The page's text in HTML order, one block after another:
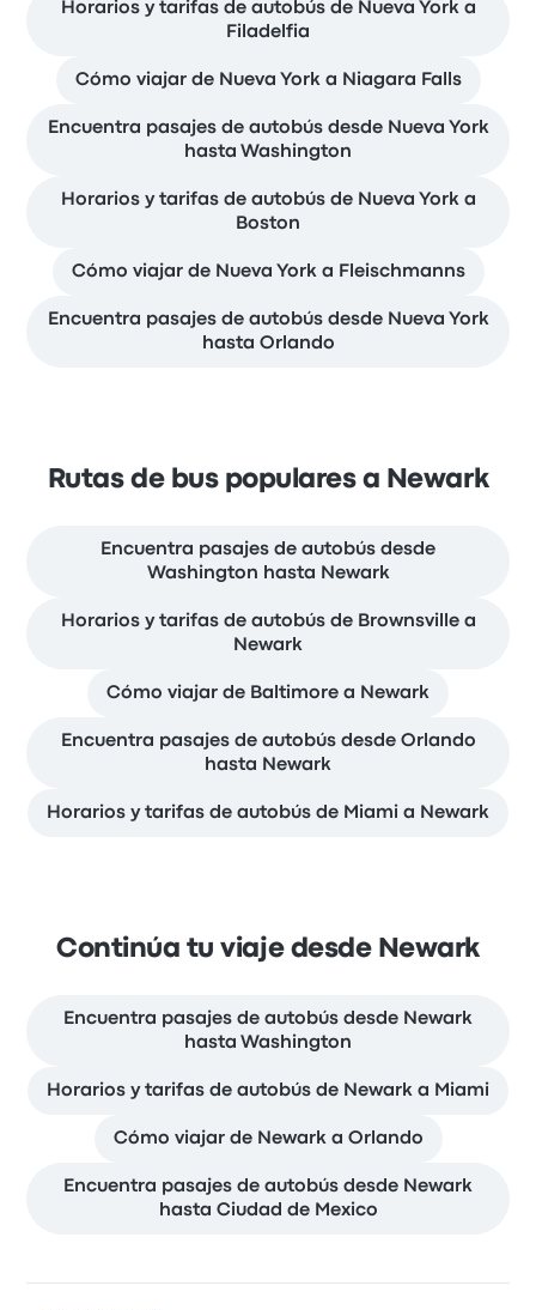
Horarios y tarifas de autobús de Nueva York a
Filadelfia
Cómo viajar de Nueva York a Niagara Falls
Encuentra pasajes de autobús desde Nueva York
hasta Washington
Horarios y tarifas de autobús de Nueva York a
Boston
Cómo viajar de Nueva York a Fleischmanns
Encuentra pasajes de autobús desde Nueva York
hasta Orlando
Rutas de bus populares a Newark
Encuentra pasajes de autobús desde
Washington hasta Newark
Horarios y tarifas de autobús de Brownsville a
Newark
Cómo viajar de Baltimore a Newark
Encuentra pasajes de autobús desde Orlando
hasta Newark
Horarios y tarifas de autobús de Miami a Newark
Continúa tu viaje desde Newark
Encuentra pasajes de autobús desde Newark
hasta Washington
Horarios y tarifas de autobús de Newark a Miami
Cómo viajar de Newark a Orlando
Encuentra pasajes de autobús desde Newark
hasta Ciudad de Mexico